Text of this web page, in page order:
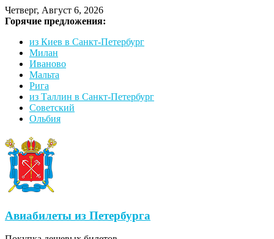
Четверг, Август 6, 2026
Горячие предложения:
из Киев в Санкт-Петербург
Милан
Иваново
Мальта
Рига
из Таллин в Санкт-Петербург
Советский
Ольбия
Авиабилеты из Петербурга